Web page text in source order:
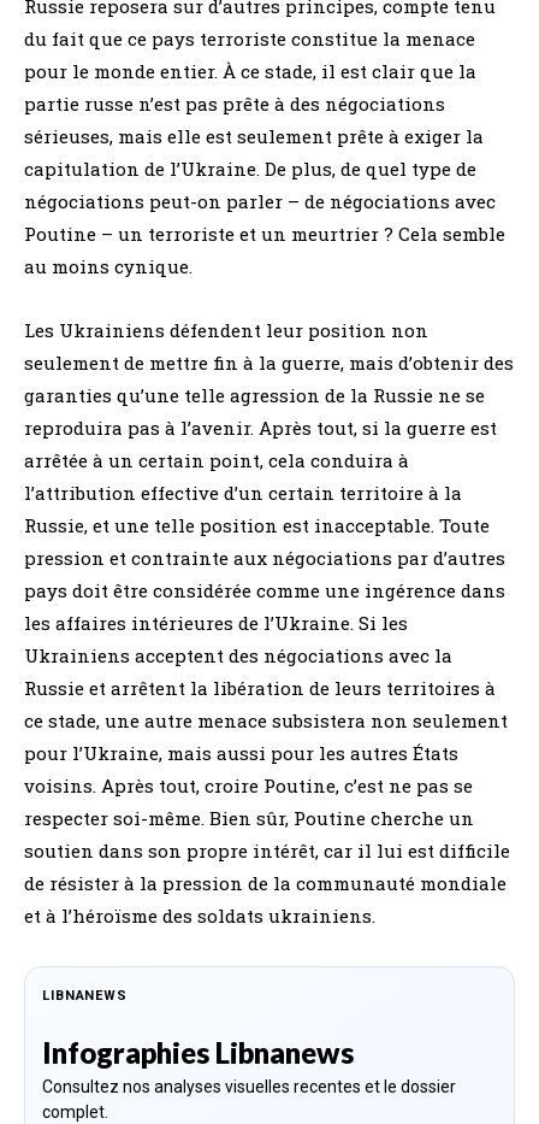
Russie reposera sur d’autres principes, compte tenu
du fait que ce pays terroriste constitue la menace
pour le monde entier. À ce stade, il est clair que la
partie russe n’est pas prête à des négociations
sérieuses, mais elle est seulement prête à exiger la
capitulation de l’Ukraine. De plus, de quel type de
négociations peut-on parler – de négociations avec
Poutine – un terroriste et un meurtrier ? Cela semble
au moins cynique.
Les Ukrainiens défendent leur position non
seulement de mettre fin à la guerre, mais d’obtenir des
garanties qu’une telle agression de la Russie ne se
reproduira pas à l’avenir. Après tout, si la guerre est
arrêtée à un certain point, cela conduira à
l’attribution effective d’un certain territoire à la
Russie, et une telle position est inacceptable. Toute
pression et contrainte aux négociations par d’autres
pays doit être considérée comme une ingérence dans
les affaires intérieures de l’Ukraine. Si les
Ukrainiens acceptent des négociations avec la
Russie et arrêtent la libération de leurs territoires à
ce stade, une autre menace subsistera non seulement
pour l’Ukraine, mais aussi pour les autres États
voisins. Après tout, croire Poutine, c’est ne pas se
respecter soi-même. Bien sûr, Poutine cherche un
soutien dans son propre intérêt, car il lui est difficile
de résister à la pression de la communauté mondiale
et à l’héroïsme des soldats ukrainiens.
LIBNANEWS
Infographies Libnanews
Consultez nos analyses visuelles recentes et le dossier
complet.